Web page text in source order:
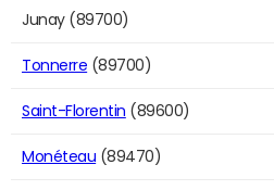
Junay (89700)
Tonnerre (89700)
Saint-Florentin (89600)
Monéteau (89470)